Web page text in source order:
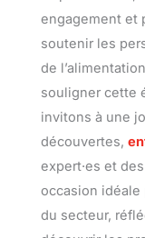
engagement et
soutenir les
de
souligner cette
invitons à une
découvertes,
expert·es et
occasion idéale
du secteur,